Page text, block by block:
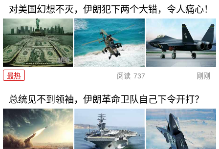
对美国幻想不灭，伊朗犯下两个大错，令人痛心！
最热 阅读 737 刚刚
总统见不到领袖，伊朗革命卫队自己下令开打？